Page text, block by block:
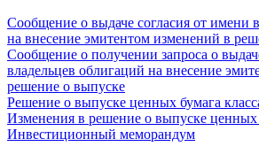
Сообщение о выдаче согласия от имени
на внесение эмитентом изменений в
Сообщение о получении запроса о
владельцев облигаций на внесение
решение о выпуске
Решение о выпуске ценных бумага
Изменения в решение о выпуске ценных
Инвестиционный меморандум